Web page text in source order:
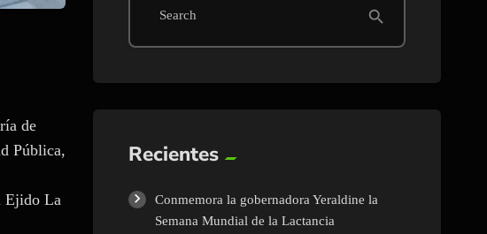
de
Pública,
Ejido La
Search search
Recientes
Conmemora la gobernadora Yeraldine la
Semana Mundial de la Lactancia